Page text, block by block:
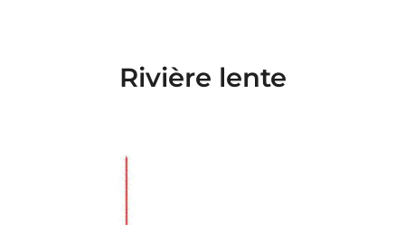
Rivière lente